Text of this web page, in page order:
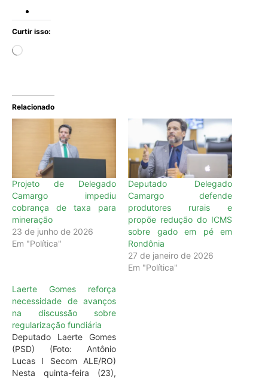
Curtir isso:
Relacionado
Projeto de Delegado
Camargo impediu
cobrança de taxa para
mineração
23 de junho de 2026
Em "Política"
Deputado Delegado
Camargo defende
produtores rurais e
propõe redução do ICMS
sobre gado em pé em
Rondônia
27 de janeiro de 2026
Em "Política"
Laerte Gomes reforça
necessidade de avanços
na discussão sobre
regularização fundiária
Deputado Laerte Gomes
(PSD) (Foto: Antônio
Lucas I Secom ALE/RO)
Nesta quinta-feira (23),